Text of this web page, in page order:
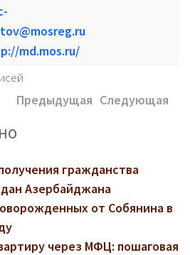
md.mos.ru/
Предыдущая Следующая
гражданства
Азербайджана
от Собянина в
через МФЦ: пошаговая